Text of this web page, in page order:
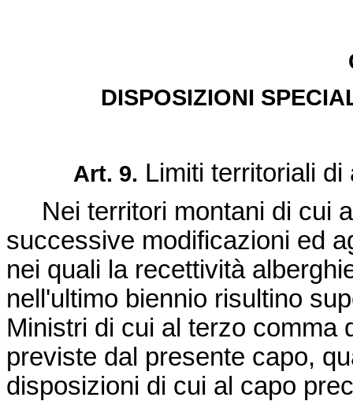
DISPOSIZIONI
Art. 9. Limiti territoriali di
Nei territori montani di cui
successive modificazioni ed
nei quali la recettività
nell'ultimo biennio risultino
Ministri di cui al terzo comma
previste dal presente capo,
disposizioni di cui al capo